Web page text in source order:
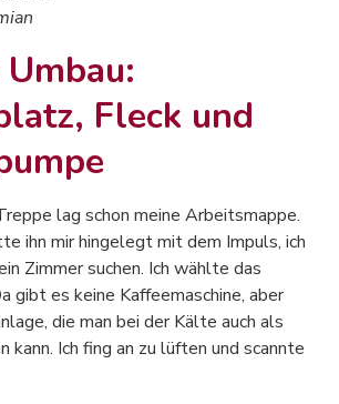
Fleck und
lag schon meine Arbeitsmappe.
ihn mir hingelegt mit dem Impuls, ich
Zimmer suchen. Ich wählte das
gibt es keine Kaffeemaschine, aber
die man bei der Kälte auch als
kann. Ich fing an zu lüften und scannte